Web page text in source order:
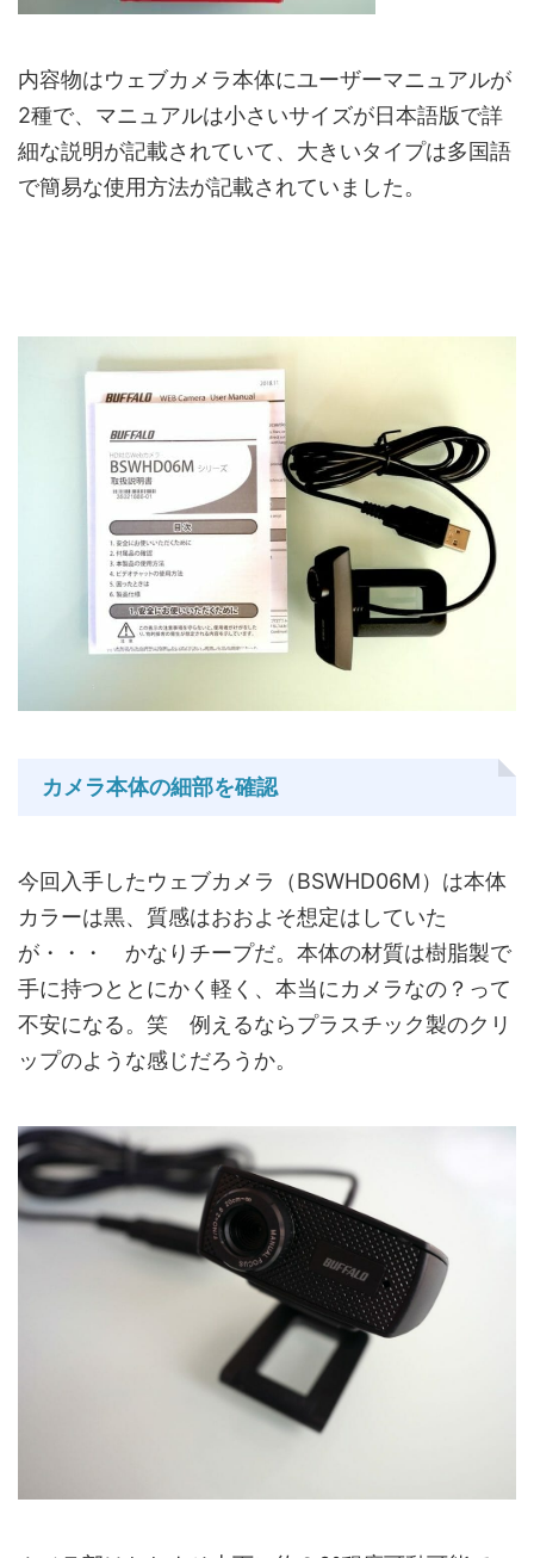
内容物はウェブカメラ本体にユーザーマニュアルが
2種で、マニュアルは小さいサイズが日本語版で詳
細な説明が記載されていて、大きいタイプは多国語
で簡易な使用方法が記載されていました。
カメラ本体の細部を確認
今回入手したウェブカメラ（BSWHD06M）は本体
カラーは黒、質感はおおよそ想定はしていた
が・・・ かなりチープだ。本体の材質は樹脂製で
手に持つととにかく軽く、本当にカメラなの？って
不安になる。笑 例えるならプラスチック製のクリ
ップのような感じだろうか。